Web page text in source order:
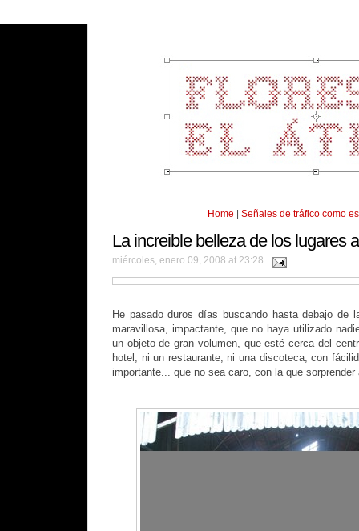
Home | Señales de tráfico como
La increible belleza de los lugares
miércoles, enero 09, 2008 at 23:28.
He pasado duros días buscando hasta debajo de
maravillosa, impactante, que no haya utilizado
un objeto de gran volumen, que esté cerca del
hotel, ni un restaurante, ni una discoteca, con
importante... que no sea caro, con la que